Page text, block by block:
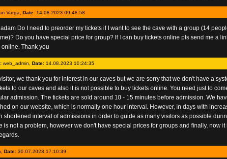
Varga, Date:14.08.2023 09:48:58
Do I need to preorder my tickets if I want to see the cave with a group (14
Do you have special price for group? If I can buy tickets online pls send me a
online. Thank you
web_admin, Date:14.08.2023 10:24:35
we thank you for interest in our caves but we are sorry that we don't have a
to our caves and also it is not possible to buy tickets online. You need just to
admission. The tickets are sold around 10 - 15 minutes before admission. We
on our website, which is normally one hour interval. However, in days with
shortened interval of admissions in order to guide as many visitors as possible
is not a problem, however we don't have special prices for groups and finally, now
Date:30.07.2023 17:10:39